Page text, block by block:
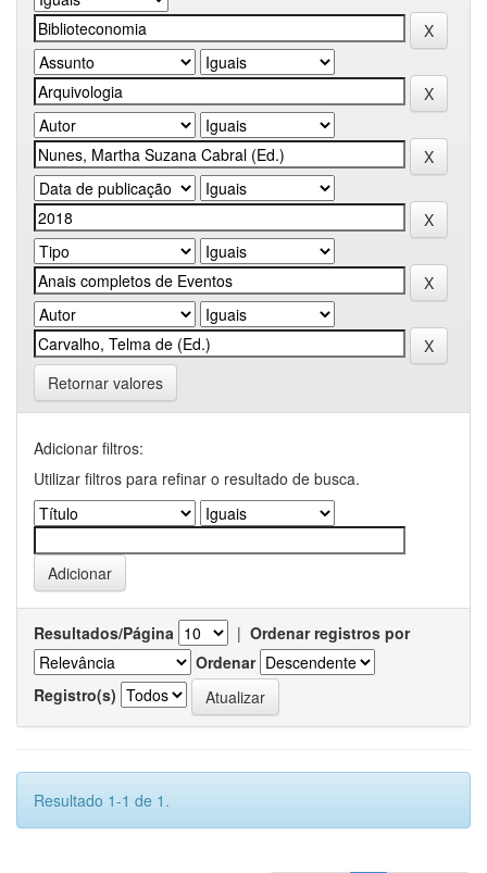
Retornar valores
Adicionar filtros:
Utilizar filtros para refinar o resultado de busca.
Resultados/Página | Ordenar registros por
Ordenar
Registro(s)
Resultado 1-1 de 1.